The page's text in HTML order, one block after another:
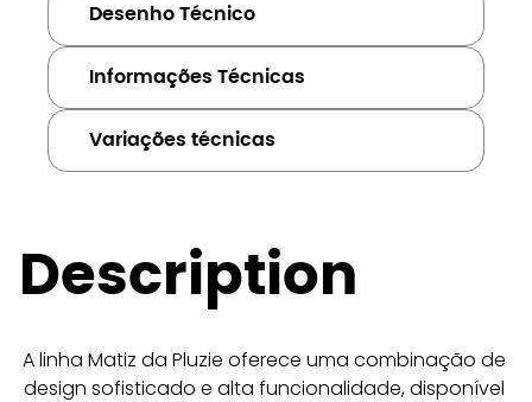
Desenho Técnico
Informações Técnicas
Variações técnicas
Description
A linha Matiz da Pluzie oferece uma combinação de
design sofisticado e alta funcionalidade, disponível